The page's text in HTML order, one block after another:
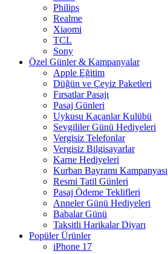
Philips
Realme
Xiaomi
TCL
Sony
Özel Günler & Kampanyalar
Apple Eğitim
Düğün ve Çeyiz Paketleri
Fırsatlar Pasajı
Pasaj Günleri
Uykusu Kaçanlar Kulübü
Sevgililer Günü Hediyeleri
Vergisiz Telefonlar
Vergisiz Bilgisayarlar
Karne Hediyeleri
Kurban Bayramı Kampanyası
Resmi Tatil Günleri
Pasaj Ödeme Teklifleri
Anneler Günü Hediyeleri
Babalar Günü
Taksitli Harikalar Diyarı
Popüler Ürünler
iPhone 17